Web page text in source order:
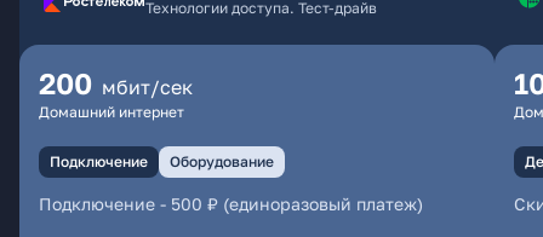
Технологии доступа. Тест-драйв
200 мбит/сек
Домашний интернет
Подключение Оборудование
Подключение - 500 ₽ (единоразовый платеж)